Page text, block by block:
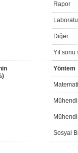
Rapor
Diğer
Yıl sonu
Yöntem
Sosyal